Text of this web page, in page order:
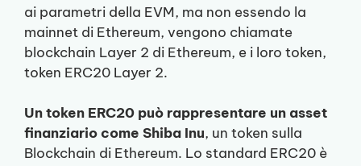
ai parametri della EVM, ma non essendo la
mainnet di Ethereum, vengono chiamate
blockchain Layer 2 di Ethereum, e i loro token,
token ERC20 Layer 2.
Un token ERC20 può rappresentare un asset
finanziario come Shiba Inu, un token sulla
Blockchain di Ethereum. Lo standard ERC20 è